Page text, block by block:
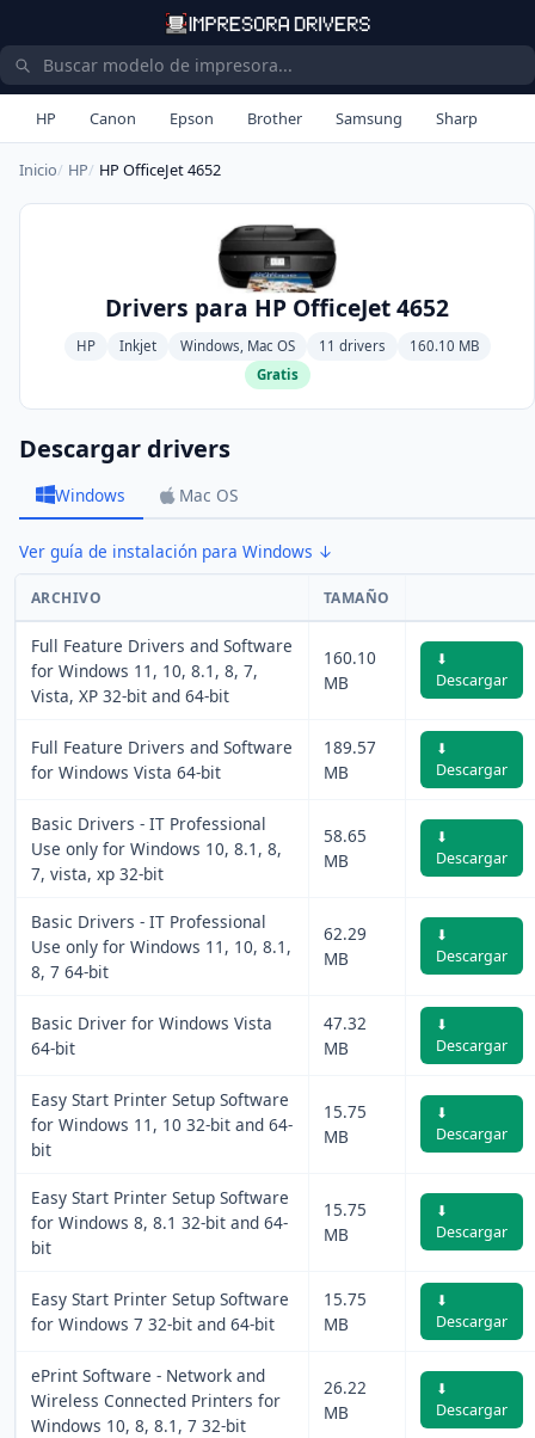
HP Canon Epson Brother Samsung Sharp
Inicio HP HP OfficeJet 4652
Drivers para HP OfficeJet 4652
HP Inkjet Windows, Mac OS 11 drivers
160.10 MB
Gratis
Descargar drivers
Windows Mac OS
Ver guía de instalación para Windows ↓
ARCHIVO TAMAÑO
Full Feature Drivers and Software
for Windows 11, 10, 8.1, 8, 7,
Vista, XP 32-bit and 64-bit
160.10
MB
⬇
Descargar
Full Feature Drivers and Software
for Windows Vista 64-bit
189.57
MB
⬇
Descargar
Basic Drivers - IT Professional
Use only for Windows 10, 8.1, 8,
7, vista, xp 32-bit
58.65
MB
⬇
Descargar
Basic Drivers - IT Professional
Use only for Windows 11, 10, 8.1,
8, 7 64-bit
62.29
MB
⬇
Descargar
Basic Driver for Windows Vista
64-bit
47.32
MB
⬇
Descargar
Easy Start Printer Setup Software
for Windows 11, 10 32-bit and 64-
bit
15.75
MB
⬇
Descargar
Easy Start Printer Setup Software
for Windows 8, 8.1 32-bit and 64-
bit
15.75
MB
⬇
Descargar
Easy Start Printer Setup Software
for Windows 7 32-bit and 64-bit
15.75
MB
⬇
Descargar
ePrint Software - Network and
Wireless Connected Printers for
Windows 10, 8, 8.1, 7 32-bit
26.22
MB
⬇
Descargar